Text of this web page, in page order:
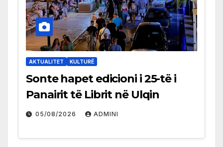
AKTUALITET KULTURË
Sonte hapet edicioni i 25-të i
Panairit të Librit në Ulqin
05/08/2026 ADMINI